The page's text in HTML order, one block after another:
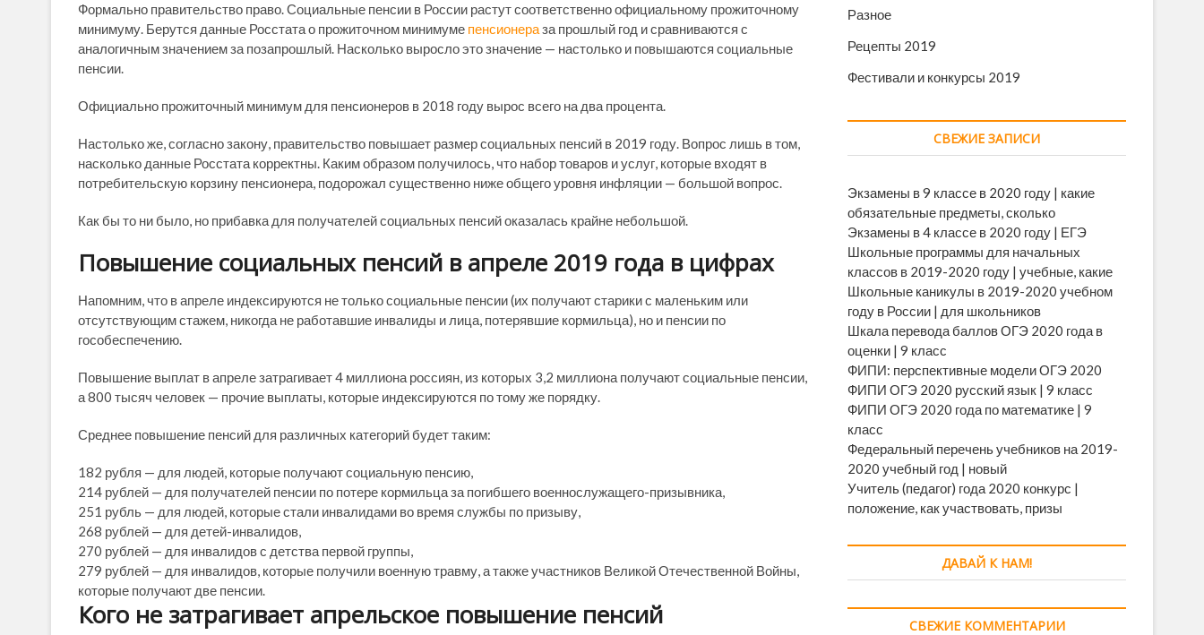
Формально правительство право. Социальные пенсии в России растут соответственно официальному прожиточному
минимуму. Берутся данные Росстата о прожиточном минимуме пенсионераза прошлый год и сравниваются с
аналогичным значением за позапрошлый. Насколько выросло это значение — настолько и повышаются социальные
пенсии.
Официально прожиточный минимум для пенсионеров в 2018 году вырос всего на два процента.
Настолько же, согласно закону, правительство повышает размер социальных пенсий в 2019 году. Вопрос лишь в том,
насколько данные Росстата корректны. Каким образом получилось, что набор товаров и услуг, которые входят в
потребительскую корзину пенсионера, подорожал существенно ниже общего уровня инфляции — большой вопрос.
Как бы то ни было, но прибавка для получателей социальных пенсий оказалась крайне небольшой.
Повышение социальных пенсий в апреле 2019 года в цифрах
Напомним, что в апреле индексируются не только социальные пенсии (их получают старики с маленьким или
отсутствующим стажем, никогда не работавшие инвалиды и лица, потерявшие кормильца), но и пенсии по
гособеспечению.
Повышение выплат в апреле затрагивает 4 миллиона россиян, из которых 3,2 миллиона получают социальные пенсии,
а 800 тысяч человек — прочие выплаты, которые индексируются по тому же порядку.
Среднее повышение пенсий для различных категорий будет таким:
182 рубля — для людей, которые получают социальную пенсию,
214 рублей — для получателей пенсии по потере кормильца за погибшего военнослужащего-призывника,
251 рубль — для людей, которые стали инвалидами во время службы по призыву,
268 рублей — для детей-инвалидов,
270 рублей — для инвалидов с детства первой группы,
279 рублей — для инвалидов, которые получили военную травму, а также участников Великой Отечественной Войны,
которые получают две пенсии.
Кого не затрагивает апрельское повышение пенсий
Разное
Рецепты 2019
Фестивали и конкурсы 2019
СВЕЖИЕ ЗАПИСИ
Экзамены в 9 классе в 2020 году | какие
обязательные предметы, сколько
Экзамены в 4 классе в 2020 году | ЕГЭ
Школьные программы для начальных
классов в 2019-2020 году | учебные, какие
Школьные каникулы в 2019-2020 учебном
году в России | для школьников
Шкала перевода баллов ОГЭ 2020 года в
оценки | 9 класс
ФИПИ: перспективные модели ОГЭ 2020
ФИПИ ОГЭ 2020 русский язык | 9 класс
ФИПИ ОГЭ 2020 года по математике | 9
класс
Федеральный перечень учебников на 2019-
2020 учебный год | новый
Учитель (педагог) года 2020 конкурс |
положение, как участвовать, призы
ДАВАЙ К НАМ!
СВЕЖИЕ КОММЕНТАРИИ